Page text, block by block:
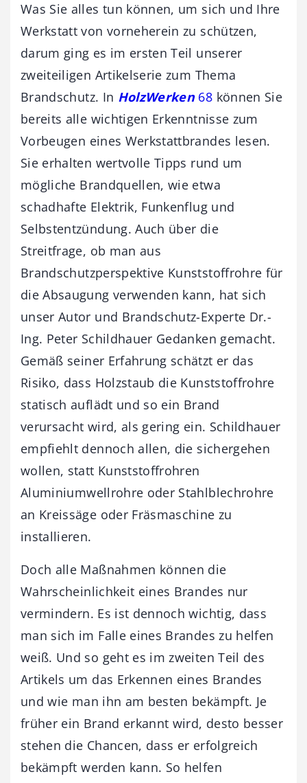
Was Sie alles tun können, um sich und Ihre
Werkstatt von vorneherein zu schützen,
darum ging es im ersten Teil unserer
zweiteiligen Artikelserie zum Thema
Brandschutz. In HolzWerken 68 können Sie
bereits alle wichtigen Erkenntnisse zum
Vorbeugen eines Werkstattbrandes lesen.
Sie erhalten wertvolle Tipps rund um
mögliche Brandquellen, wie etwa
schadhafte Elektrik, Funkenflug und
Selbstentzündung. Auch über die
Streitfrage, ob man aus
Brandschutzperspektive Kunststoffrohre für
die Absaugung verwenden kann, hat sich
unser Autor und Brandschutz-Experte Dr.-
Ing. Peter Schildhauer Gedanken gemacht.
Gemäß seiner Erfahrung schätzt er das
Risiko, dass Holzstaub die Kunststoffrohre
statisch auflädt und so ein Brand
verursacht wird, als gering ein. Schildhauer
empfiehlt dennoch allen, die sichergehen
wollen, statt Kunststoffrohren
Aluminiumwellrohre oder Stahlblechrohre
an Kreissäge oder Fräsmaschine zu
installieren.
Doch alle Maßnahmen können die
Wahrscheinlichkeit eines Brandes nur
vermindern. Es ist dennoch wichtig, dass
man sich im Falle eines Brandes zu helfen
weiß. Und so geht es im zweiten Teil des
Artikels um das Erkennen eines Brandes
und wie man ihn am besten bekämpft. Je
früher ein Brand erkannt wird, desto besser
stehen die Chancen, dass er erfolgreich
bekämpft werden kann. So helfen